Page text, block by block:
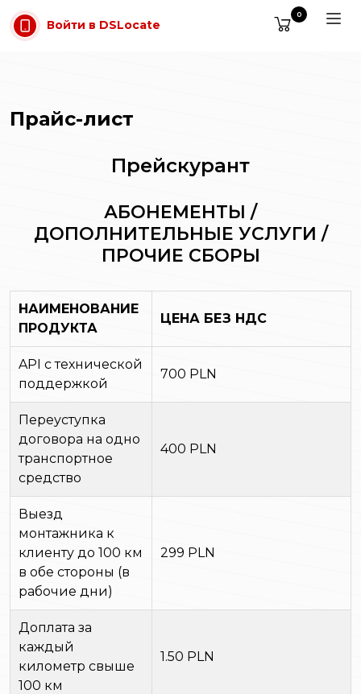
Перейти к содержимому
Войти в DSLocate
0
Прайс-лист
Прейскурант
АБОНЕМЕНТЫ /
ДОПОЛНИТЕЛЬНЫЕ УСЛУГИ /
ПРОЧИЕ СБОРЫ
НАИМЕНОВАНИЕ
ПРОДУКТА
ЦЕНА БЕЗ НДС
API с технической
поддержкой
700 PLN
Переуступка
договора на одно
транспортное
средство
400 PLN
Выезд
монтажника к
клиенту до 100 км
в обе стороны (в
рабочие дни)
299 PLN
Доплата за
каждый
километр свыше
100 км
1.50 PLN